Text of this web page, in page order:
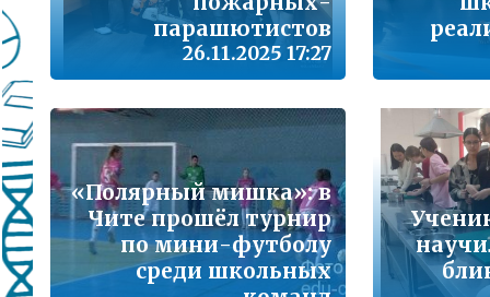
Подробнее...
Лицам, желающим сдать единый
(далее ЕГЭ) в 2026 году
Подробнее...
Школа управленческого резерва: Ваш
Подробнее...
ВАШ РЕБЁНОК ИДЁТ В ДЕТСКИЙ САД
парашютистов
26.11.2025 17:27
«Полярный мишка»: в
Чите прошёл турнир
по мини-футболу
среди школьных